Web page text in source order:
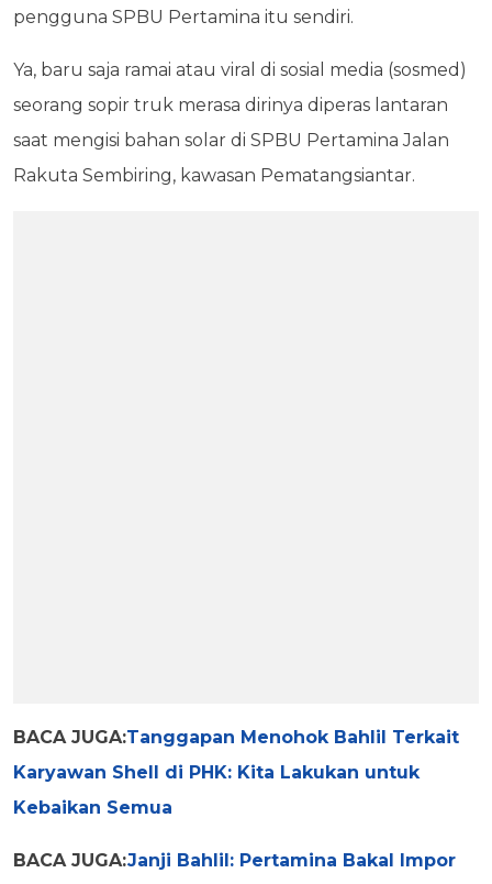
pengguna SPBU Pertamina itu sendiri.
Ya, baru saja ramai atau viral di sosial media (sosmed)
seorang sopir truk merasa dirinya diperas lantaran
saat mengisi bahan solar di SPBU Pertamina Jalan
Rakuta Sembiring, kawasan Pematangsiantar.
BACA JUGA:Tanggapan Menohok Bahlil Terkait
Karyawan Shell di PHK: Kita Lakukan untuk
Kebaikan Semua
BACA JUGA:Janji Bahlil: Pertamina Bakal Impor